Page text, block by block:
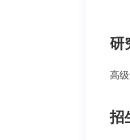
研
高
招